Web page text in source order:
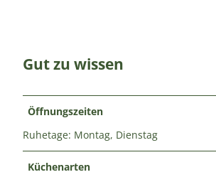
Gut zu wissen
Öffnungszeiten
Ruhetage: Montag, Dienstag
Küchenarten